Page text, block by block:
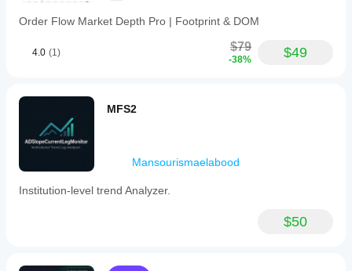
Order Flow Market Depth Pro | Footprint & DOM
4.0 (1) $79
-38% $49
MFS2
Mansourismaelabood
Institution-level trend Analyzer.
$50